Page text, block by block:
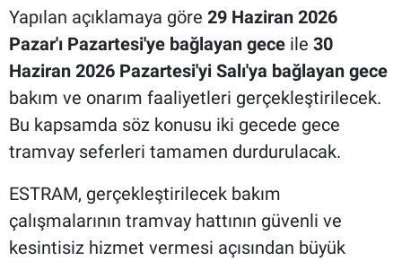
Yapılan açıklamaya göre 29 Haziran 2026
Pazar'ı Pazartesi'ye bağlayan gece ile 30
Haziran 2026 Pazartesi'yi Salı'ya bağlayan gece
bakım ve onarım faaliyetleri gerçekleştirilecek.
Bu kapsamda söz konusu iki gecede gece
tramvay seferleri tamamen durdurulacak.
ESTRAM, gerçekleştirilecek bakım
çalışmalarının tramvay hattının güvenli ve
kesintisiz hizmet vermesi açısından büyük